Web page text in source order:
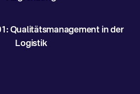
Qualitätsmanagement in der
Logistik